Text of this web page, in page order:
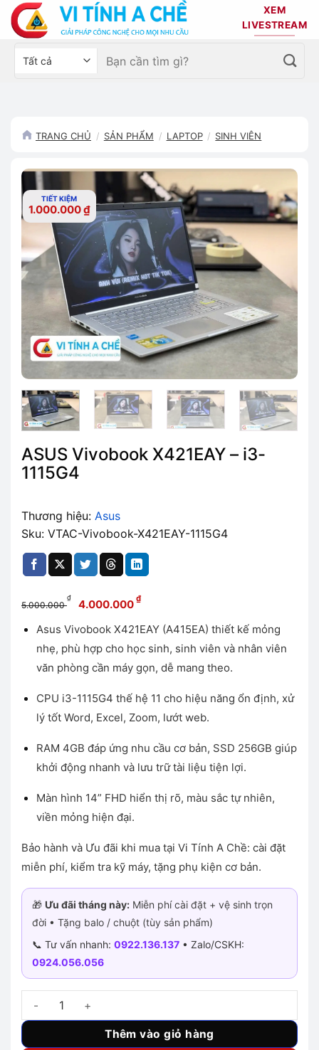
Bỏ
qua
nội
dung
XEM
LIVESTREAM
Chọn
Tìm
kiếm:
TRANG CHỦ / SẢN PHẨM / LAPTOP / SINH VIÊN
TIẾT KIỆM
1.000.000₫
ASUS Vivobook X421EAY – i3-
1115G4
Thương hiệu: Asus
Sku: VTAC-Vivobook-X421EAY-1115G4
5.000.000
₫
Giá
là:
5.000.000 ₫.
4.000.000 ₫Giá
hiện
tại
là:
4.000.000 ₫.
Asus Vivobook X421EAY (A415EA) thiết kế mỏng
nhẹ, phù hợp cho học sinh, sinh viên và nhân viên
văn phòng cần máy gọn, dễ mang theo.
CPU i3-1115G4 thế hệ 11 cho hiệu năng ổn định, xử
lý tốt Word, Excel, Zoom, lướt web.
RAM 4GB đáp ứng nhu cầu cơ bản, SSD 256GB giúp
khởi động nhanh và lưu trữ tài liệu tiện lợi.
Màn hình 14” FHD hiển thị rõ, màu sắc tự nhiên,
viền mỏng hiện đại.
Bảo hành và Ưu đãi khi mua tại Vi Tính A Chề: cài đặt
miễn phí, kiểm tra kỹ máy, tặng phụ kiện cơ bản.
🎁 Ưu đãi tháng này: Miễn phí cài đặt + vệ sinh trọn
đời • Tặng balo / chuột (tùy sản phẩm)
📞 Tư vấn nhanh: 0922.136.137 • Zalo/CSKH:
0924.056.056
ASUS Vivobook X421EAY – i3-1115G4 số lượng
Thêm vào giỏ hàng